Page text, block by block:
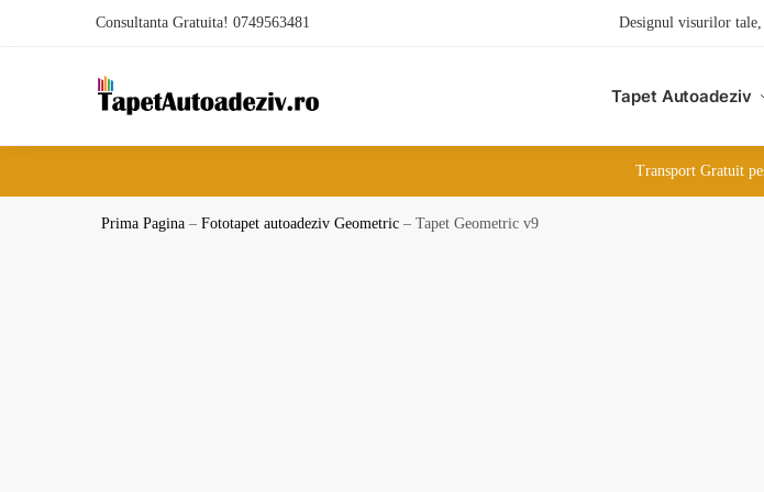
Consultanta Gratuita! 0749563481 Designul visurilor
Tapet Autoadeziv
Transport Gratuit
Prima Pagina –Fototapet autoadeziv Geometric –Tapet Geometric v9